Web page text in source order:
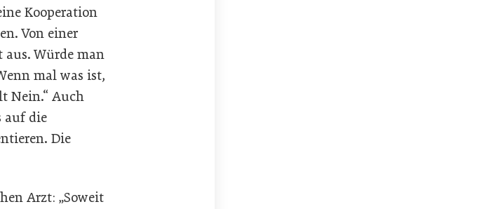
Kooperation
Von einer
aus. Würde man
mal was ist,
Nein.“ Auch
auf die
Die
Arzt: „Soweit